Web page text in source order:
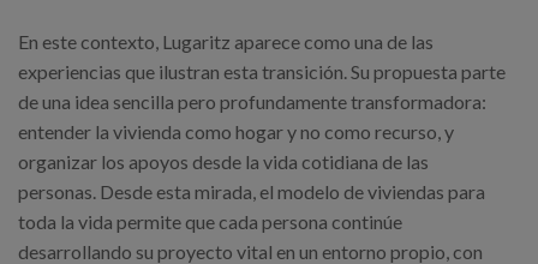
En este contexto, Lugaritz aparece como una de las
experiencias que ilustran esta transición. Su propuesta parte
de una idea sencilla pero profundamente transformadora:
entender la vivienda como hogar y no como recurso, y
organizar los apoyos desde la vida cotidiana de las
personas. Desde esta mirada, el modelo de viviendas para
toda la vida permite que cada persona continúe
desarrollando su proyecto vital en un entorno propio, con